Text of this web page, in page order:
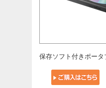
保存ソフト付きポー